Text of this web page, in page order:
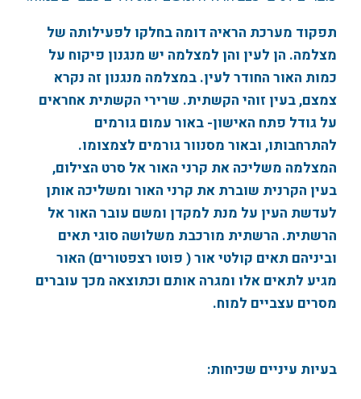
תפקוד מערכת הראיה דומה בחלקו לפעילותה של
מצלמה. הן לעין והן למצלמה יש מנגנון פיקוח על
כמות האור החודר לעין. במצלמה מנגנון זה נקרא
צמצם, בעין זוהי הקשתית. שרירי הקשתית אחראים
על גודל פתח האישון- באור עמום גורמים
להתרחבותו, ובאור מסנוור גורמים לצמצומו.
המצלמה משליכה את קרני האור אל סרט הצילום,
בעין הקרנית שוברת את קרני האור ומשליכה אותן
לעדשת העין על מנת למקדן ומשם עובר האור אל
הרשתית. הרשתית מורכבת משלושה סוגי תאים
וביניהם תאים קולטי אור ( פוטו רצפטורים) האור
מגיע לתאים אלו ומגרה אותם וכתוצאה מכך עוברים
מסרים עצביים למוח.
בעיות עיניים שכיחות: